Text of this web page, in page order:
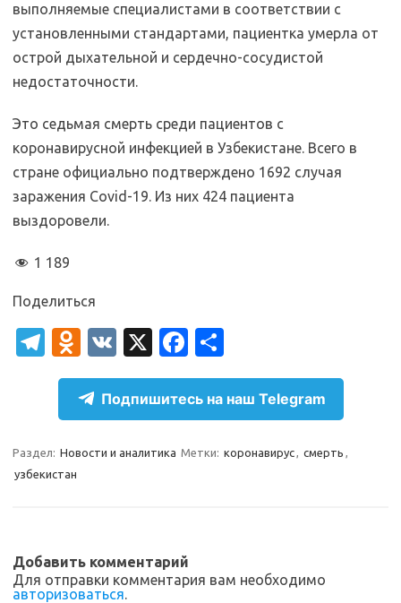
выполняемые специалистами в соответствии с
установленными стандартами, пациентка умерла от
острой дыхательной и сердечно-сосудистой
недостаточности.
Это седьмая смерть среди пациентов с
коронавирусной инфекцией в Узбекистане. Всего в
стране официально подтверждено 1692 случая
заражения Covid-19. Из них 424 пациента
выздоровели.
1 189
Поделиться
T
el
gr
a
m
O
d
n
o
kl
i
V
K
X
Fa
c
e
b
o
т
п
р
а
ь
Подпишитесь на наш Telegram
Раздел: Новости и аналитика Метки: коронавирус, смерть ,
узбекистан
Добавить комментарий
Для отправки комментария вам необходимо
авторизоваться.